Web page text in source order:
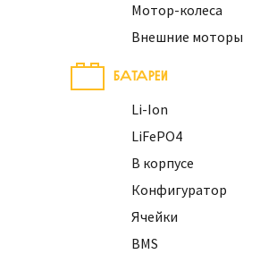
Мотор-колеса
Внешние моторы
БАТАРЕИ
Li-Ion
LiFePO4
В корпусе
Конфигуратор
Ячейки
BMS